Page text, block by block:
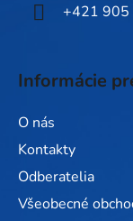
+421
Informácie
O nás
Kontakty
Odberatelia
Všeobecné